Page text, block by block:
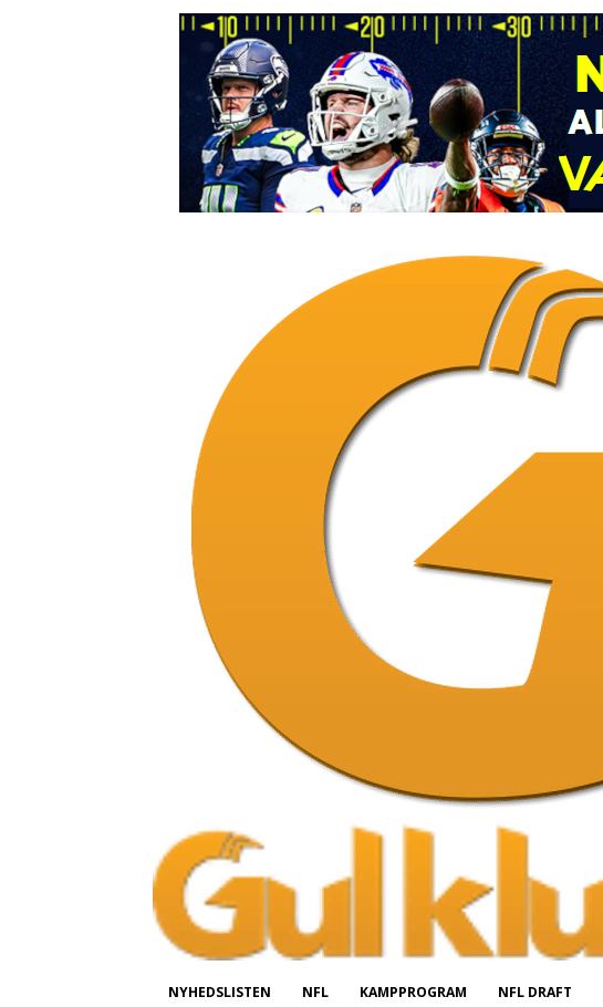
NYHEDSLISTEN NFL KAMPPROGRAM NFL DRAFT